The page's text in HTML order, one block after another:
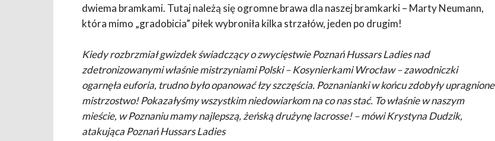
dwiema bramkami. Tutaj należą się ogromne brawa dla naszej bramkarki – Marty Neumann,
która mimo „gradobicia” piłek wybroniła kilka strzałów, jeden po drugim!
Kiedy rozbrzmiał gwizdek świadczący o zwycięstwie Poznań Hussars Ladies nad
zdetronizowanymi właśnie mistrzyniami Polski – Kosynierkami Wrocław – zawodniczki
ogarnęła euforia, trudno było opanować łzy szczęścia. Poznanianki w końcu zdobyły upragnione
mistrzostwo! Pokazałyśmy wszystkim niedowiarkom na co nas stać. To właśnie w naszym
mieście, w Poznaniu mamy najlepszą, żeńską drużynę lacrosse! – mówi Krystyna Dudzik,
atakująca Poznań Hussars Ladies